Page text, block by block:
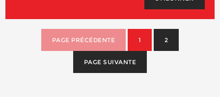
PAGE PRÉCÉDENTE 1 2
PAGE SUIVANTE